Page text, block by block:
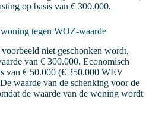
op basis van € 300.000.
tegen WOZ-waarde
niet geschonken wordt,
van € 300.000. Economisch
van € 50.000 (€ 350.000 WEV
waarde van de schenking voor de
de waarde van de woning wordt